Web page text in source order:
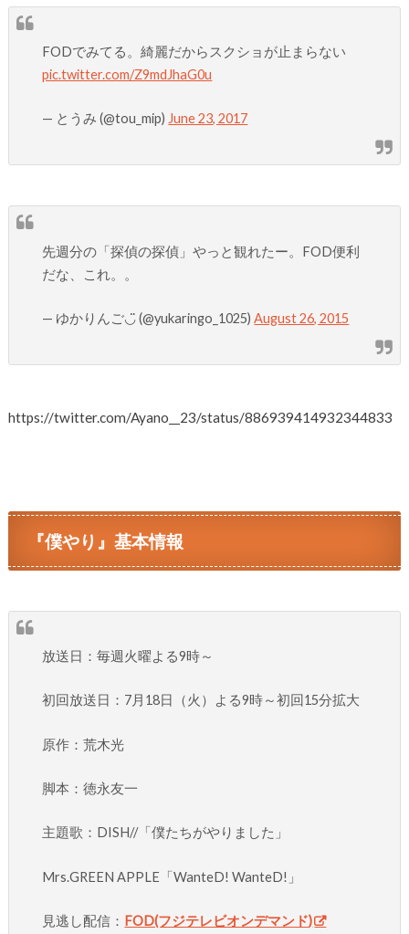
FODでみてる。綺麗だからスクショが止まらない
pic.twitter.com/Z9mdJhaG0u
— とうみ (@tou_mip) June 23, 2017
先週分の「探偵の探偵」やっと観れたー。FOD便利
だな、これ。。
— ゆかりんご◡̈ (@yukaringo_1025)August 26, 2015
https://twitter.com/Ayano__23/status/886939414932344833
『僕やり』基本情報
放送日：毎週火曜よる9時～
初回放送日：7月18日（火）よる9時～初回15分拡大
原作：荒木光
脚本：徳永友一
主題歌：DISH//「僕たちがやりました」
Mrs.GREEN APPLE「WanteD! WanteD!」
見逃し配信： FOD(フジテレビオンデマンド)